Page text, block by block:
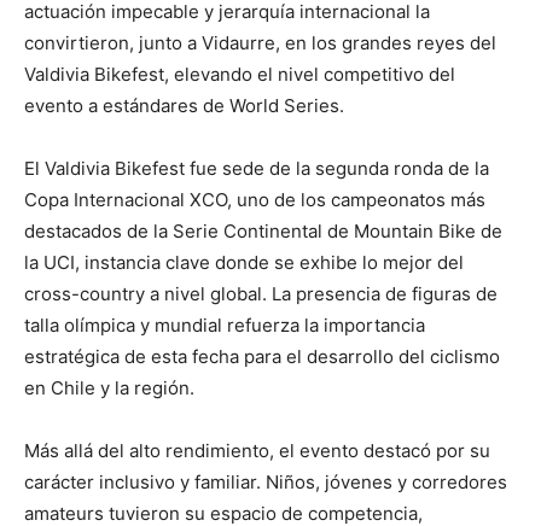
actuación impecable y jerarquía internacional la
convirtieron, junto a Vidaurre, en los grandes reyes del
Valdivia Bikefest, elevando el nivel competitivo del
evento a estándares de World Series.
El Valdivia Bikefest fue sede de la segunda ronda de la
Copa Internacional XCO, uno de los campeonatos más
destacados de la Serie Continental de Mountain Bike de
la UCI, instancia clave donde se exhibe lo mejor del
cross-country a nivel global. La presencia de figuras de
talla olímpica y mundial refuerza la importancia
estratégica de esta fecha para el desarrollo del ciclismo
en Chile y la región.
Más allá del alto rendimiento, el evento destacó por su
carácter inclusivo y familiar. Niños, jóvenes y corredores
amateurs tuvieron su espacio de competencia,